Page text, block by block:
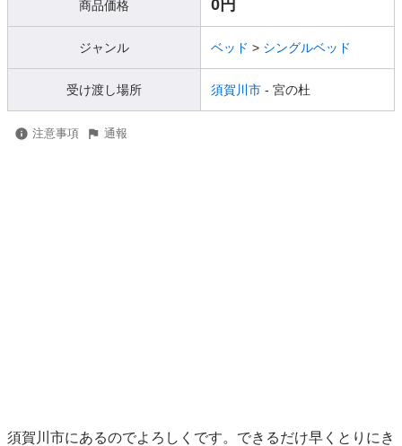
商品価格 0円
ジャンル ベッド > シングルベッド
受け渡し場所 須賀川市 - 宮の杜
注意事項 通報
須賀川市にあるのでよろしくです。できるだけ早くとりにき